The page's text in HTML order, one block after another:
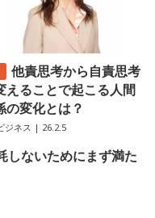
他責思考から自責思考
えることで起こる人間
の変化とは？
ジネス | 26.2.5
しないためにまず満た